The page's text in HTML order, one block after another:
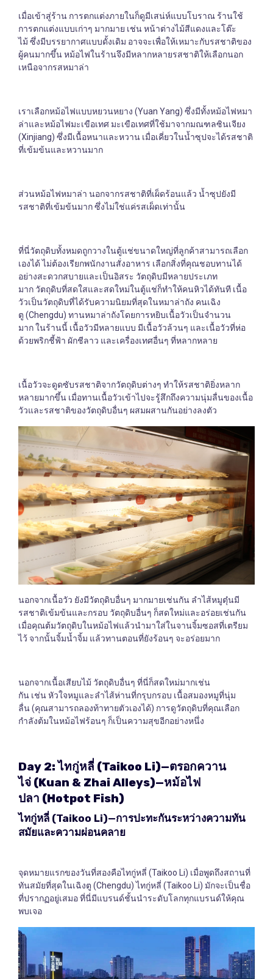
เมื่อเข้าสู่ร้าน การตกแต่งภายในก็ดูมีเสน่ห์แบบโบราณ ร้านใช้
การตกแต่งแบบเก่าๆ มากมาย เช่น หน้าต่างไม้สีแดงและโต๊ะ
ไม้ ซึ่งมีบรรยากาศแบบดั้งเดิม อาจจะเพื่อให้เหมาะกับรสชาติของ
ผู้คนมากขึ้น หม้อไฟในร้านจึงมีหลากหลายรสชาติให้เลือกนอก
เหนือจากรสหมาล่า
เราเลือกหม้อไฟแบบหยวนหยาง (Yuan Yang) ซึ่งมีทั้งหม้อไฟหมา
ล่าและหม้อไฟมะเขือเทศ มะเขือเทศที่ใช้มาจากมณฑลซินเจียง
(Xinjiang) ซึ่งมีเนื้อหนาและหวาน เมื่อเคี่ยวในน้ำซุปจะได้รสชาติ
ที่เข้มข้นและหวานมาก
ส่วนหม้อไฟหมาล่า นอกจากรสชาติที่เผ็ดร้อนแล้ว น้ำซุปยังมี
รสชาติที่เข้มข้นมาก ซึ่งไม่ใช่แค่รสเผ็ดเท่านั้น
ที่นี่วัตถุดิบทั้งหมดถูกวางในตู้แช่ขนาดใหญ่ที่ลูกค้าสามารถเลือก
เองได้ ไม่ต้องเรียกพนักงานสั่งอาหาร เลือกสิ่งที่คุณชอบทานได้
อย่างสะดวกสบายและเป็นอิสระ วัตถุดิบมีหลายประเภท
มาก วัตถุดิบที่สดใสและสดใหม่ในตู้แช่ก็ทำให้คนหิวได้ทันที เนื้อ
วัวเป็นวัตถุดิบที่ได้รับความนิยมที่สุดในหมาล่าถัง คนเฉิง
ตู (Chengdu) ทานหมาล่าถังโดยการหยิบเนื้อวัวเป็นจำนวน
มาก ในร้านนี้ เนื้อวัวมีหลายแบบ มีเนื้อวัวล้วนๆ และเนื้อวัวที่ห่อ
ด้วยพริกชี้ฟ้า ผักชีลาว และเครื่องเทศอื่นๆ ที่หลากหลาย
เนื้อวัวจะดูดซับรสชาติจากวัตถุดิบต่างๆ ทำให้รสชาติยิ่งหลาก
หลายมากขึ้น เมื่อทานเนื้อวัวเข้าไปจะรู้สึกถึงความนุ่มลื่นของเนื้อ
วัวและรสชาติของวัตถุดิบอื่นๆ ผสมผสานกันอย่างลงตัว
นอกจากเนื้อวัว ยังมีวัตถุดิบอื่นๆ มากมายเช่นกัน ลำไส้หมูตุ๋นมี
รสชาติเข้มข้นและกรอบ วัตถุดิบอื่นๆ ก็สดใหม่และอร่อยเช่นกัน
เมื่อคุณต้มวัตถุดิบในหม้อไฟแล้วนำมาใส่ในจานจิ้มซอสที่เตรียม
ไว้ จากนั้นจิ้มน้ำจิ้ม แล้วทานตอนที่ยังร้อนๆ จะอร่อยมาก
นอกจากเนื้อเสียบไม้ วัตถุดิบอื่นๆ ที่นี่ก็สดใหม่มากเช่น
กัน เช่น หัวใจหมูและลำไส้ห่านที่กรุบกรอบ เนื้อสมองหมูที่นุ่ม
ลื่น (คุณสามารถลองท้าทายตัวเองได้) การดูวัตถุดิบที่คุณเลือก
กำลังต้มในหม้อไฟร้อนๆ ก็เป็นความสุขอีกอย่างหนึ่ง
Day 2:ไทกู่หลี่ (Taikoo Li)—ตรอกควาน
ไจ่ (Kuan & Zhai Alleys)—หม้อไฟ
ปลา (Hotpot Fish)
ไทกู่หลี่ (Taikoo Li)—การปะทะกันระหว่างความทัน
สมัยและความผ่อนคลาย
จุดหมายแรกของวันที่สองคือไทกู่หลี่ (Taikoo Li) เมื่อพูดถึงสถานที่
ทันสมัยที่สุดในเฉิงตู (Chengdu) ไทกู่หลี่ (Taikoo Li) มักจะเป็นชื่อ
ที่ปรากฏอยู่เสมอ ที่นี่มีแบรนด์ชั้นนำระดับโลกทุกแบรนด์ให้คุณ
พบเจอ